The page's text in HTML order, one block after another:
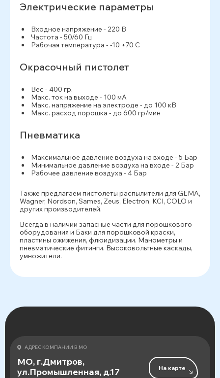
Электрические параметры
Входное напряжение - 220 В
Частота - 50/60 Гц
Рабочая температура - -10 +70 С
Окрасочный пистолет
Вес - 400 гр.
Макс. ток на выходе - 100 мА
Макс. напряжение на электроде - до 100 кВ
Макс. расход порошка - до 600 гр/мин
Пневматика
Максимальное давление воздуха на входе - 5 Бар
Минимальное давление воздуха на входе - 2 Бар
Рабочее давление воздуха - 4 Бар
Также предлагаем пистолеты распылители для GEMA,
Wagner, Nordson, Sames, Zeus, Electron, KCI, COLO и
других производителей.
Всегда в наличии запасные части для порошкового
оборудования и Баки для порошковой краски,
пластины ожижения, флюидизации. Манометры и
пневматические фитинги. Высоковольтные каскады,
умножители.
АДРЕС КОМПАНИИ В МО
МО, г.Дмитров,
ул.Промышленная, д.17
На карте